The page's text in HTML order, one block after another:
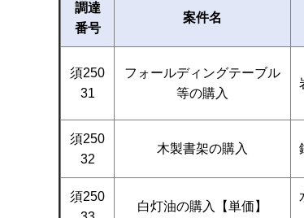
調達
番号
案件名
須250
31
フォールディングテーブル
等の購入
須250
32
木製書架の購入
須250
白灯油の購入【単価】